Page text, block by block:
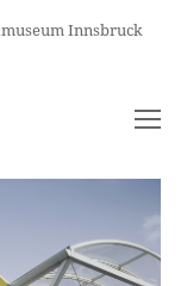
Innsbruck